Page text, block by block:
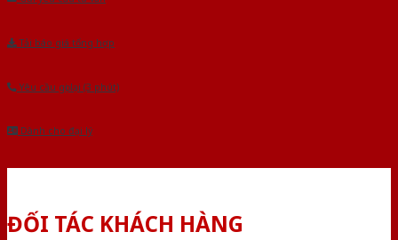
Tải báo giá tổng hợp
Yêu cầu gọi lại (3 phút)
Dành cho đại lý
ĐỐI TÁC KHÁCH HÀNG